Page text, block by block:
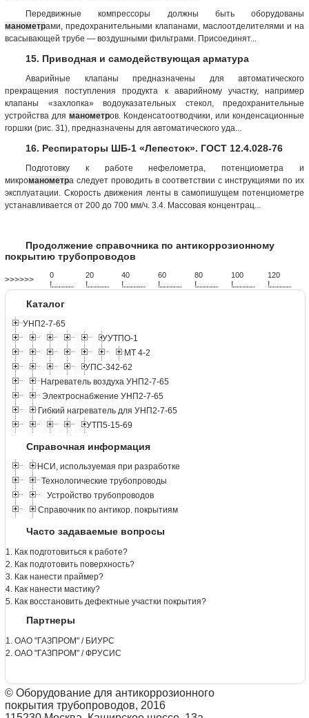
Передвижные компрессоры должны быть оборудованы
манометрами, предохранительными клапанами, маслоотделителями и на
всасывающей трубе — воздушными фильтрами. Присоединят...
15. Приводная и самодействующая арматура
Аварийные клапаны предназначены для автоматического
прекращения поступления продукта к аварийному участку, например
клапаны «захлопка» водоуказательных стекол, предохранительные
устройства для манометров. Конденсатоотводчики, или конденсационные
горшки (рис. 31), предназначены для автоматического уда...
16. Респираторы ШБ-1 «Лепесток». ГОСТ 12.4.028-76
Подготовку к работе нефелометра, потенциометра и
микроманометра следует проводить в соответ­ствии с инструкциями по их
эксплуатации. Скорость движения ленты в самопишущем потенциометре
устанавливается от 200 до 700 мм/ч. 3.4. Массовая концентрац...
Продолжение справочника по антикоррозионному
покрытию трубопроводов
>>>>>> 0
!...................
20
!...................
40
!...................
60
!...................
80
!...................
100
!...................
120
!...................
Каталог
УНП2-7-65
УУТПО-1
МТ 4-2
УПС-342-62
Нагреватель воздуха УНП2-7-65
Электроснабжение УНП2-7-65
Гибкий нагреватель для УНП2-7-65
УТП5-15-69
Справочная информация
НСИ, используемая при разработке
Технологические трубопроводы
Устройство трубопроводов
Справочник по антикор. покрытиям
Часто задаваемые вопросы
1. Как подготовиться к работе?
2. Как подготовить поверхность?
3. Как нанести праймер?
4. Как нанести мастику?
5. Как восстановить дефектные участки покрытия?
Партнеры
1. ОАО "ГАЗПРОМ" / БИУРС
2. ОАО "ГАЗПРОМ" / ФРУСИС
© Оборудование для антикоррозионного
покрытия трубопроводов, 2016